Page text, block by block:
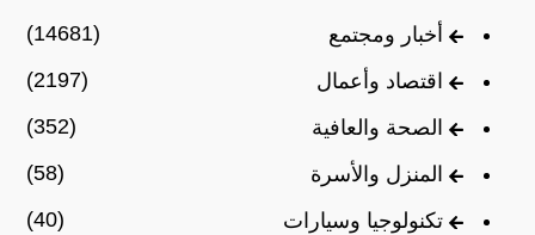
أخبار ومجتمع
(14681)
اقتصاد وأعمال
(2197)
الصحة والعافية
(352)
المنزل والأسرة
(58)
تكنولوجيا وسيارات
(40)